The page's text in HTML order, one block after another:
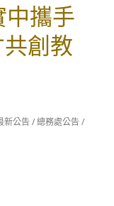
中攜手
創教
新公告/總務處公告/